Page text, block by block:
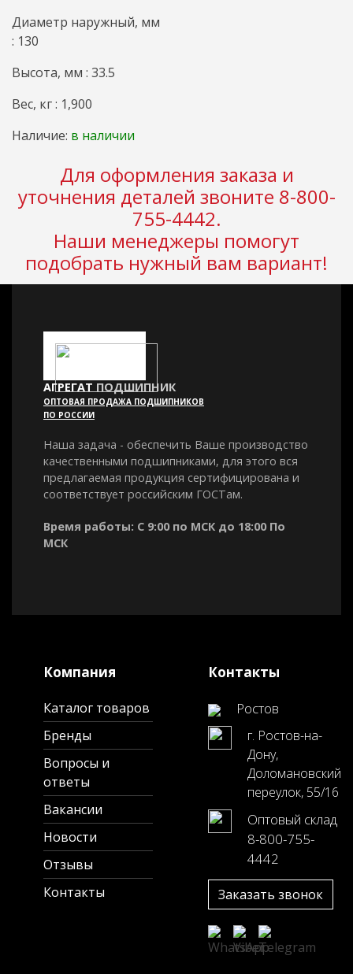
Диаметр наружный, мм
: 130
Высота, мм : 33.5
Вес, кг : 1,900
Наличие: в наличии
Для оформления заказа и
уточнения деталей звоните 8-800-
755-4442.
Наши менеджеры помогут
подобрать нужный вам вариант!
АГРЕГАТ ПОДШИПНИК
ОПТОВАЯ ПРОДАЖА ПОДШИПНИКОВ
ПО РОССИИ
Наша задача - обеспечить Ваше производство
качественными подшипниками, для этого вся
предлагаемая продукция сертифицирована и
соответствует российским ГОСТам.
Время работы: С 9:00 по МСК до 18:00 По
МСК
Компания
Каталог товаров
Бренды
Вопросы и
ответы
Вакансии
Новости
Отзывы
Контакты
Контакты
Ростов
г. Ростов-на-
Дону,
Доломановский
переулок, 55/16
Оптовый склад
8-800-755-
4442
Заказать звонок